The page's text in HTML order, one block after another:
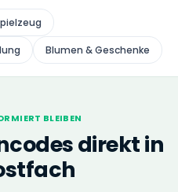
Blumen & Geschenke
BLEIBEN
direkt in